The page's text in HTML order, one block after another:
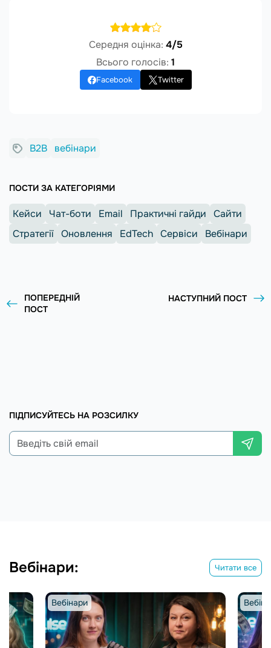
Середня оцінка: 4/5
Всього голосів: 1
Facebook Twitter
B2B вебінари
ПОСТИ ЗА КАТЕГОРІЯМИ
Кейси Чат-боти Email Практичні гайди
Сайти
Стратегії Оновлення EdTech Сервіси Вебінари
ПОПЕРЕДНІЙ
ПОСТ
НАСТУПНИЙ ПОСТ
ПІДПИСУЙТЕСЬ НА РОЗСИЛКУ
Вебінари: Читати все
Вебінари